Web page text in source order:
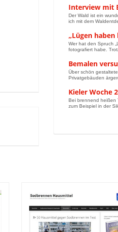
Interview mit
Der Wald ist ein
ich mit dem
„Lügen
Wer hat den Spruch
fotografiert habe.
Bemalen
Über schön
Privatgebäuden
Kieler Woche
Bei brennend heißen
zum Beispiel in der